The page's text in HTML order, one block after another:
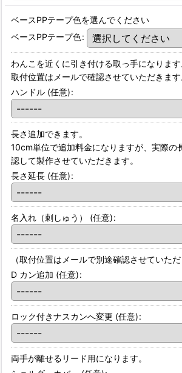
ベースPPテープ色を選んでください
ベースPPテープ色:
わんこを近くに引き付ける取っ手になります
取付位置はメールで確認させていただきます
ハンドル (任意):
長さ追加できます。
10cm単位で追加料金になりますが、実際の
認して製作させていただきます。
長さ延長 (任意):
名入れ（刺しゅう） (任意):
（取付位置はメールで別途確認させていただ
D カン追加 (任意):
ロック付きナスカンへ変更 (任意):
両手が離せるリード用になります。